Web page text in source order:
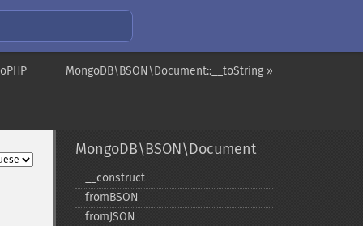
MongoDB\BSON\Document::__toString »
MongoDB\BSON\Document
_​_​construct
fromBSON
fromJSON